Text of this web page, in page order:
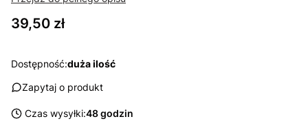
Cena
39,50 zł
Dostępność:duża ilość
Zapytaj o produkt
Czas wysyłki:48 godzin